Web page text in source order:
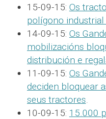
15-09-15: Os
polígono industrial
14-09-15: Os
mobilizacións
distribución e
11-09-15: Os
deciden bloquear
seus tractores.
10-09-15: 15.000